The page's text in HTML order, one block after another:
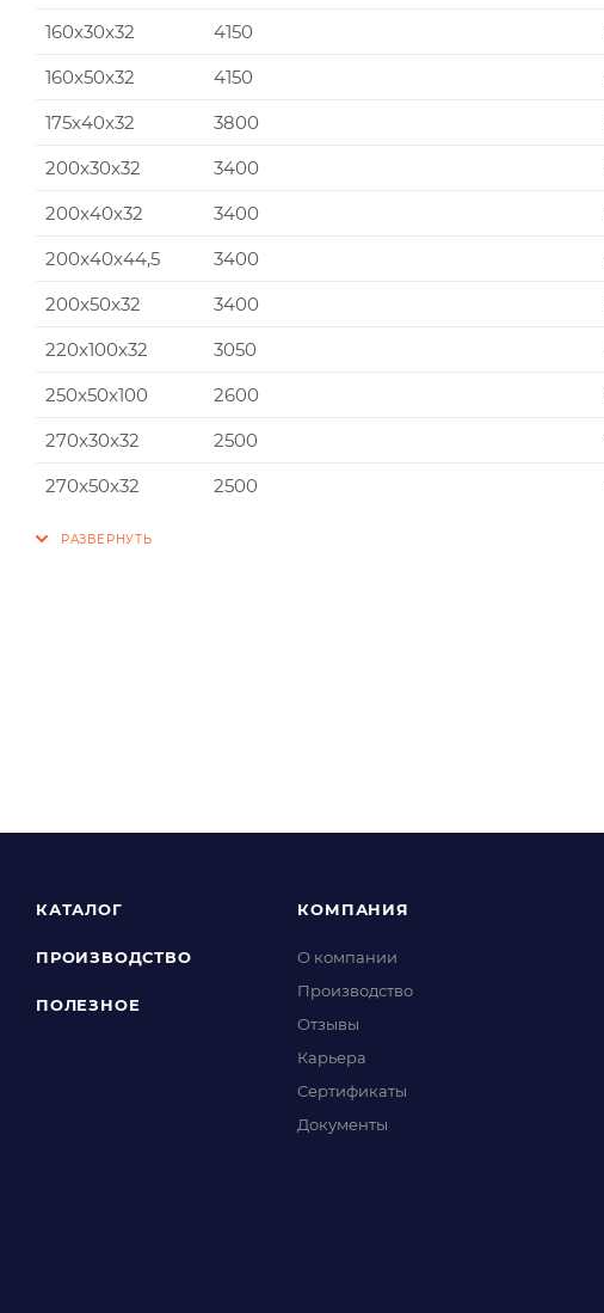
160x30x32
4150
160x50x32
4150
175x40x32
3800
200x30x32
3400
200x40x32
3400
200x40x44,5
3400
200x50x32
3400
220x100x32
3050
250x50x100
2600
270x30x32
2500
270x50x32
2500
КАТАЛОГ
ПРОИЗВОДСТВО
ПОЛЕЗНОЕ
КОМПАНИЯ
О компании
Производство
Отзывы
Карьера
Сертификаты
Документы